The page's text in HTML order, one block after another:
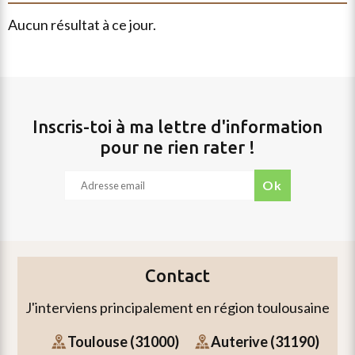
aucun résultat à ce jour.
Inscris-toi à ma lettre d'information
pour ne rien rater !
ok
Contact
J'interviens principalement en région toulousaine
Toulouse (31000)
Auterive (31190)
envoyer
un